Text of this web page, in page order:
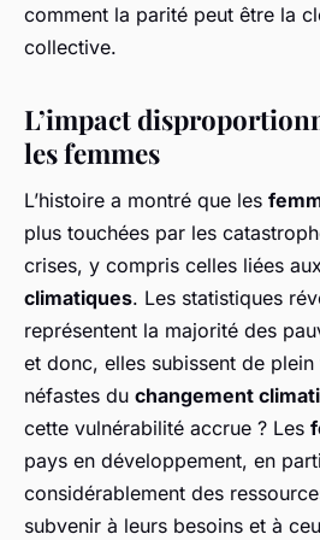
comment la parité peut être la
collective.
L’impact
les femmes
L’histoire a montré que les
plus touchées par les
crises, y compris celles liées aux
climatiques. Les statistiques
représentent la majorité des
et donc, elles subissent de
néfastes du changement
cette vulnérabilité accrue ? Les
pays en développement, en
considérablement des
subvenir à leurs besoins et à